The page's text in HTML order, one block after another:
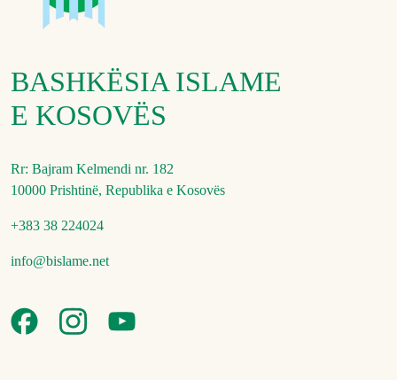
BASHKËSIA ISLAME
E KOSOVËS
Rr: Bajram Kelmendi nr. 182
10000 Prishtinë, Republika e Kosovës
+383 38 224024
info@bislame.net